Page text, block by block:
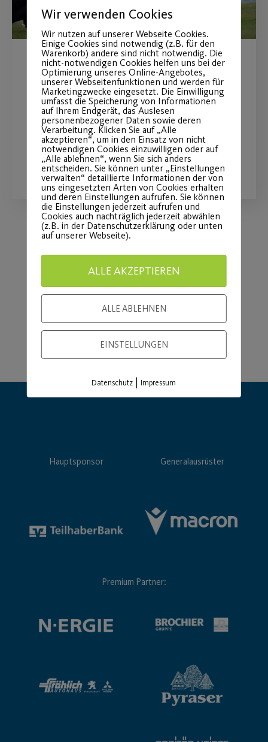
Sommerferienprogramm
2026
Fit und Gesund Erwachsene & Kinder
WEITERLESEN
Hauptsponsor Generalausrüster
Premium Partner:
Wir verwenden Cookies
Wir nutzen auf unserer Webseite Cookies.
Einige Cookies sind notwendig (z.B. für den
Warenkorb) andere sind nicht notwendig. Die
nicht-notwendigen Cookies helfen uns bei der
Optimierung unseres Online-Angebotes,
unserer Webseitenfunktionen und werden für
Marketingzwecke eingesetzt. Die Einwilligung
umfasst die Speicherung von Informationen
auf Ihrem Endgerät, das Auslesen
personenbezogener Daten sowie deren
Verarbeitung. Klicken Sie auf „Alle
akzeptieren“, um in den Einsatz von nicht
notwendigen Cookies einzuwilligen oder auf
„Alle ablehnen“, wenn Sie sich anders
entscheiden. Sie können unter „Einstellungen
verwalten“ detaillierte Informationen der von
uns eingesetzten Arten von Cookies erhalten
und deren Einstellungen aufrufen. Sie können
die Einstellungen jederzeit aufrufen und
Cookies auch nachträglich jederzeit abwählen
(z.B. in der Datenschutzerklärung oder unten
auf unserer Webseite).
ALLE AKZEPTIEREN
ALLE ABLEHNEN
EINSTELLUNGEN
Datenschutz |Impressum